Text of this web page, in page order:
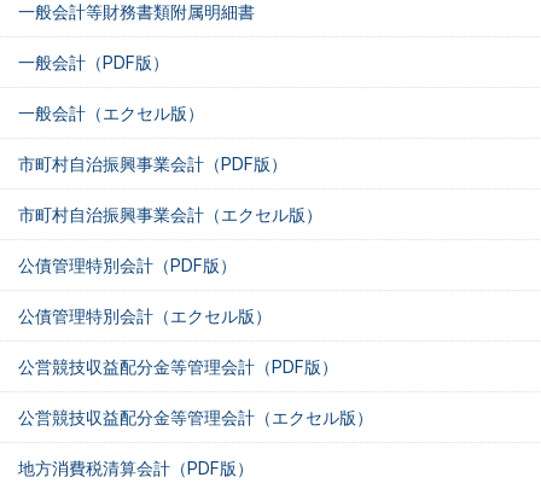
一般会計等財務書類附属明細書
一般会計（PDF版）
一般会計（エクセル版）
市町村自治振興事業会計（PDF版）
市町村自治振興事業会計（エクセル版）
公債管理特別会計（PDF版）
公債管理特別会計（エクセル版）
公営競技収益配分金等管理会計（PDF版）
公営競技収益配分金等管理会計（エクセル版）
地方消費税清算会計（PDF版）